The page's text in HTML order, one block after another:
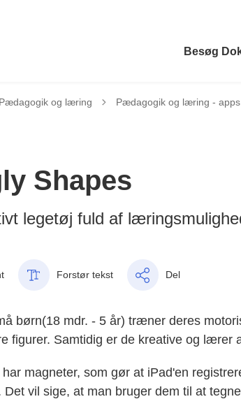
Besøg
Pædagogik og læring Tilbage til
Pædagogik og læring -
Shapes
legetøj fuld af
Forstør tekst Del
børn(18 mdr. - 5 år) træner deres
figurer. Samtidig er de kreative og lærer
har magneter, som gør at iPad'en
vil sige, at man bruger dem til at